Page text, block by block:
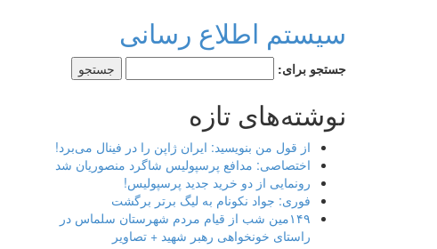
سیستم اطلاع رسانی
جستجو برای:
نوشته‌های تازه
از قول من بنویسید: ایران ژاپن را در فینال می‌برد!
اختصاصی: مدافع پرسپولیس شاگرد منصوریان شد
رونمایی از دو خرید جدید پرسپولیس!
فوری: جواد نکونام به لیگ برتر برگشت
۱۴۹مین شب از قیام مردم شهرستان سلماس در
راستای خونخواهی رهبر شهید + تصاویر